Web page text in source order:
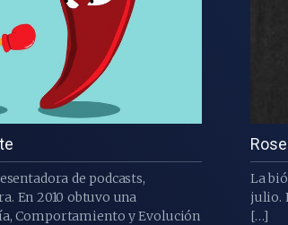
de podcasts,
En 2010 obtuvo una
Comportamiento y Evolución
La
julio.
[…]